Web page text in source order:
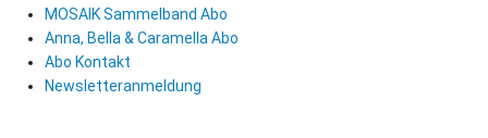
MOSAIK Sammelband Abo
Anna, Bella & Caramella Abo
Abo Kontakt
Newsletteranmeldung